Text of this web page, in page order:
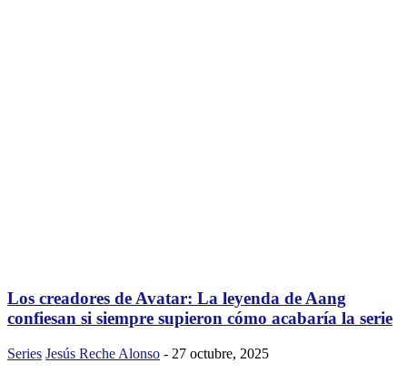
Los creadores de Avatar: La leyenda de Aang
confiesan si siempre supieron cómo acabaría la serie
Series Jesús Reche Alonso - 27 octubre, 2025